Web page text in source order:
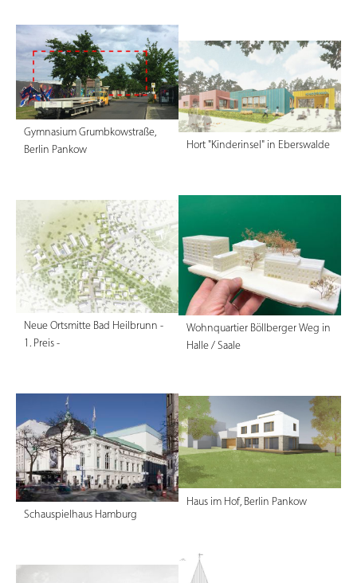
Gymnasium Grumbkowstraße,
Berlin Pankow
Hort "Kinderinsel" in Eberswalde
Wohnquartier Böllberger Weg in
Halle / Saale
Neue Ortsmitte Bad Heilbrunn -
1. Preis -
Schauspielhaus Hamburg
Haus im Hof, Berlin Pankow